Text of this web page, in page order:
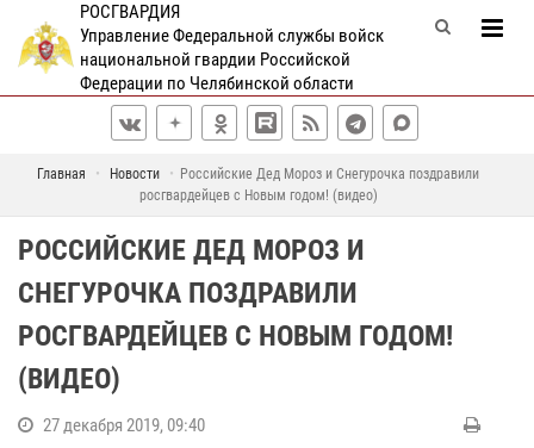
РОСГВАРДИЯ
Управление Федеральной службы войск
национальной гвардии Российской
Федерации по Челябинской области
Главная Новости
Российские Дед Мороз и Снегурочка поздравили
росгвардейцев с Новым годом! (видео)
РОССИЙСКИЕ ДЕД МОРОЗ И
СНЕГУРОЧКА ПОЗДРАВИЛИ
РОСГВАРДЕЙЦЕВ С НОВЫМ ГОДОМ!
(ВИДЕО)
27 декабря 2019, 09:40